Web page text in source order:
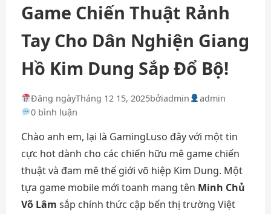
Game Chiến Thuật Rảnh
Tay Cho Dân Nghiện Giang
Hồ Kim Dung Sắp Đổ Bộ!
Đăng ngàyTháng 12 15, 2025bởiadmin
admin
0 bình luận
Chào anh em, lại là GamingLuso đây với một tin
cực hot dành cho các chiến hữu mê game chiến
thuật và đam mê thế giới võ hiệp Kim Dung. Một
tựa game mobile mới toanh mang tên Minh Chủ
Võ Lâm sắp chính thức cập bến thị trường Việt